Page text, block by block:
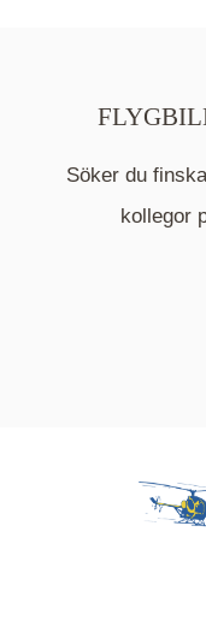
Mappen är en
kommer nu visa
Söker du
kollegor